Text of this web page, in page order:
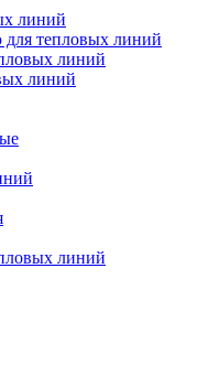
линий
тепловых линий
линий
линий
линий